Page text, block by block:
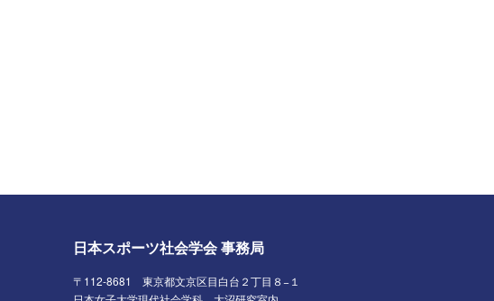
日本スポーツ社会学会 事務局
〒112-8681 東京都文京区目白台２丁目８−１